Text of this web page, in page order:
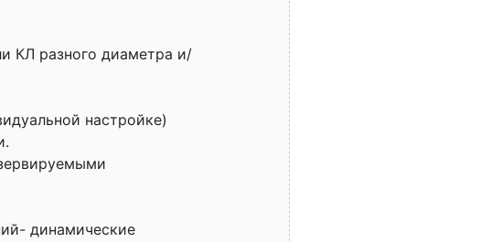
КЛ разного диаметра и/
настройке)
динамические